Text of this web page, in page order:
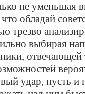
не уменьшая
обладай
трезво
выбирая
удар, пусть